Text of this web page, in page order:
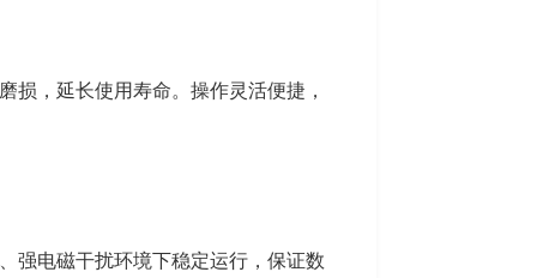
损，延长使用寿命。操作灵活便捷，
强电磁干扰环境下稳定运行，保证数